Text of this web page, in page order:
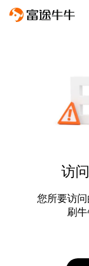
访
您所要访
刷